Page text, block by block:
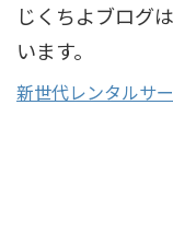
じくちよブログ
います。
新世代レンタルサ